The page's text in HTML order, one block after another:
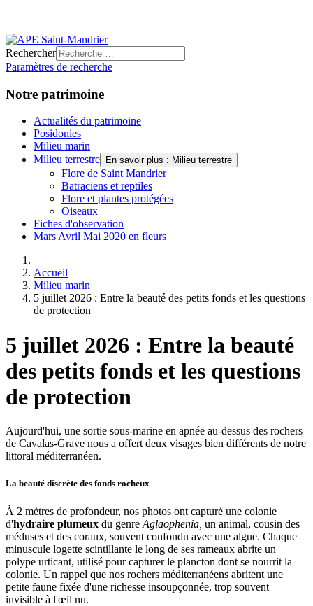
Rechercher
Paramètres de recherche
Notre patrimoine
Actualités du patrimoine
Posidonies
Milieu marin
Milieu terrestre
En savoir plus : Milieu terrestre
Flore de Saint Mandrier
Batraciens et reptiles
Flore et plantes protégées
Oiseaux
Fiches d'observation
Mars Avril Mai 2020 en fleurs
Accueil
Milieu marin
5 juillet 2026 : Entre la beauté des petits fonds et les questions
de protection
5 juillet 2026 : Entre la beauté
des petits fonds et les questions
de protection
Aujourd'hui, une sortie sous-marine en apnée au-dessus des rochers
de Cavalas-Grave nous a offert deux visages bien différents de notre
littoral méditerranéen.
La beauté discrète des fonds rocheux
À 2 mètres de profondeur, nos photos ont capturé une colonie
d'hydraire plumeux du genre Aglaophenia, un animal, cousin des
méduses et des coraux, souvent confondu avec une algue. Chaque
minuscule logette scintillante le long de ses rameaux abrite un
polype urticant, utilisé pour capturer le plancton dont se nourrit la
colonie. Un rappel que nos rochers méditerranéens abritent une
petite faune fixée d'une richesse insoupçonnée, trop souvent
invisible à l'œil nu.